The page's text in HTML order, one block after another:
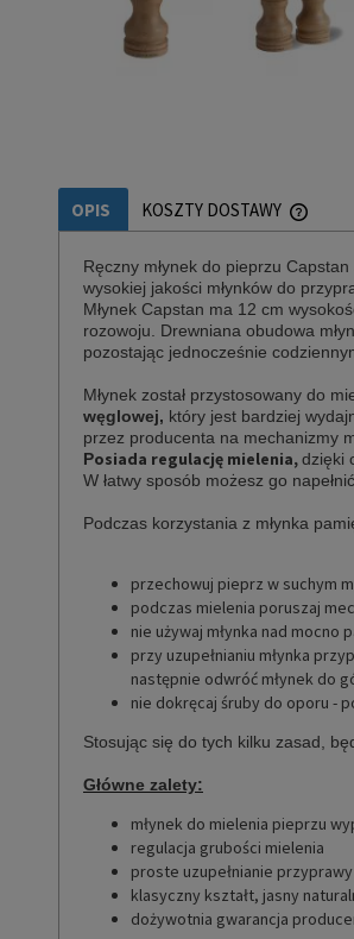
OPIS KOSZTY DOSTAWY
CENA
Ręczny młynek do pieprzu Capstan
wysokiej jakości młynków do
Młynek Capstan ma 12 cm
rozowoju. Drewniana obudowa
pozostając jednocześnie
Młynek został przystosowany do
węglowej, który jest bardziej
przez producenta na mechanizmy
Posiada regulację mielenia,dzięki
W łatwy sposób możesz go
Podczas korzystania z młynka
przechowuj pieprz w suchym
podczas mielenia poruszaj
nie używaj młynka nad mocno
przy uzupełnianiu młynka
następnie odwróć młynek do
nie dokręcaj śruby do oporu -
Stosując się do tych kilku zasad,
Główne zalety:
młynek do mielenia pieprzu
regulacja grubości mielenia
proste uzupełnianie przyprawy
klasyczny kształt, jasny
dożywotnia gwarancja